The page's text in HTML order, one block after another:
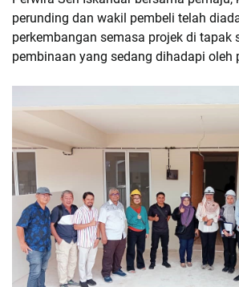
perunding dan wakil pembeli telah
perkembangan semasa projek di tapak
pembinaan yang sedang dihadapi oleh